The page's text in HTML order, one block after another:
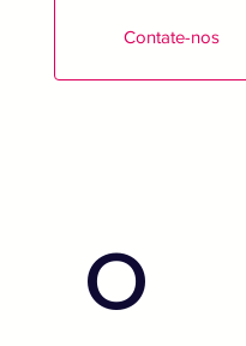
Contate-nos
O